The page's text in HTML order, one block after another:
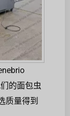
的面包虫
质量得到